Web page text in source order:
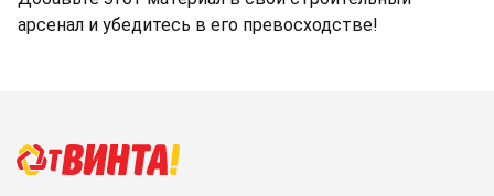
арсенал и убедитесь в его превосходстве!